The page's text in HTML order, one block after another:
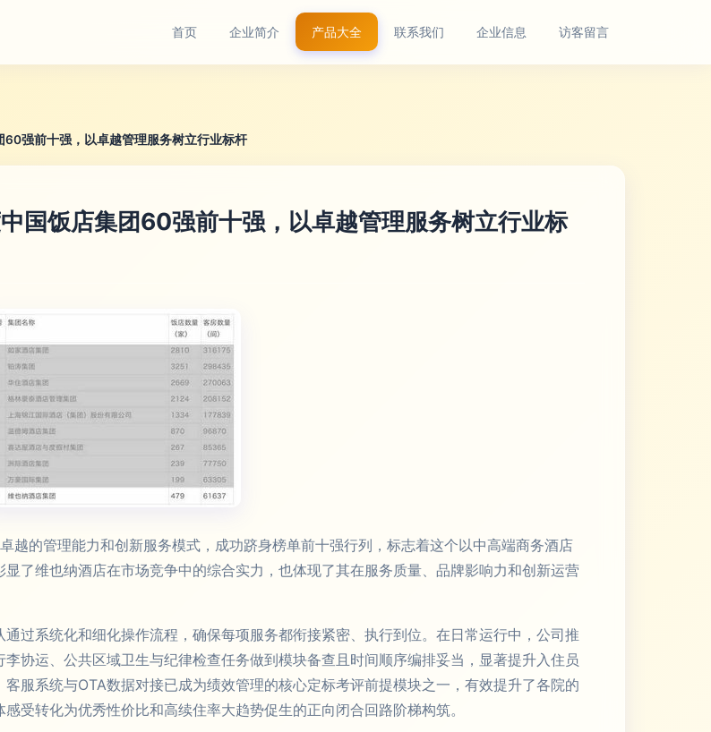
首页 企业简介 产品大全 联系我们 企业信息 访客留言
强前十强，以卓越管理服务树立行业标杆
国饭店集团60强前十强，以卓越管理服务树立行业标
越的管理能力和创新服务模式，成功跻身榜单前十强行列，标志着这个以中高端商务酒店
了维也纳酒店在市场竞争中的综合实力，也体现了其在服务质量、品牌影响力和创新运营
过系统化和细化操作流程，确保每项服务都衔接紧密、执行到位。在日常运行中，公司推
协运、公共区域卫生与纪律检查任务做到模块备查且时间顺序编排妥当，显著提升入住员
服系统与OTA数据对接已成为绩效管理的核心定标考评前提模块之一，有效提升了各院的
受转化为优秀性价比和高续住率大趋势促生的正向闭合回路阶梯构筑。